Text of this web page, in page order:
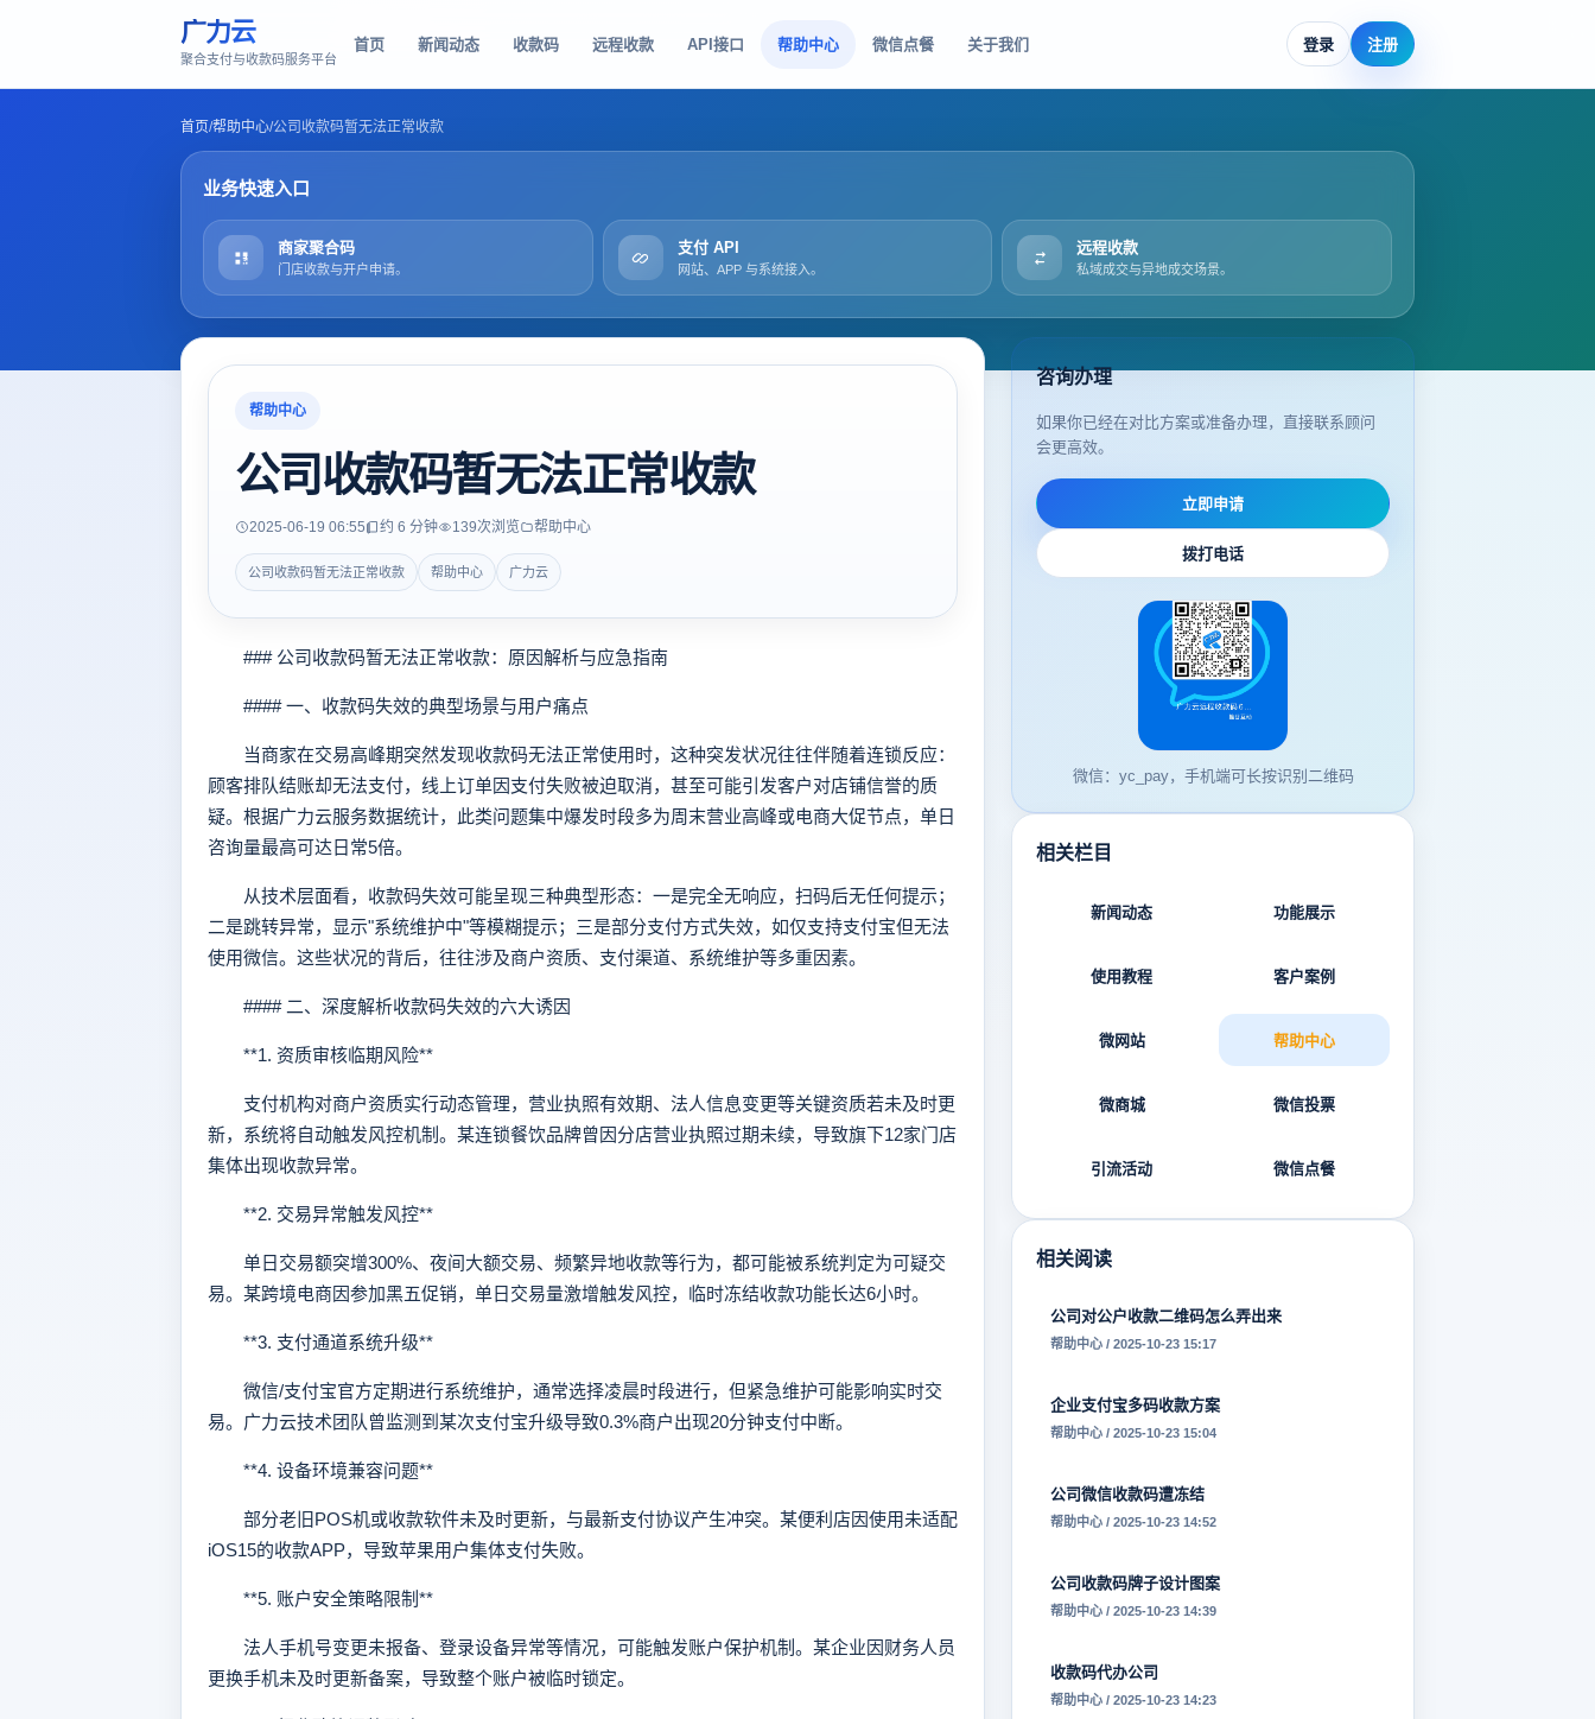
广力云
聚合支付与收款码服务平台
首页 新闻动态 收款码 远程收款 API接口 帮助中心 微信点餐 关于我们 登录 注册
首页/帮助中心/公司收款码暂无法正常收款
业务快速入口
商家聚合码
门店收款与开户申请。
支付 API
网站、APP 与系统接入。
远程收款
私域成交与异地成交场景。
帮助中心
公司收款码暂无法正常收款
2025-06-19 06:55 约 6 分钟 139次浏览 帮助中心
公司收款码暂无法正常收款 帮助中心 广力云
### 公司收款码暂无法正常收款：原因解析与应急指南
#### 一、收款码失效的典型场景与用户痛点
当商家在交易高峰期突然发现收款码无法正常使用时，这种突发状况往往伴随着连锁反应：
顾客排队结账却无法支付，线上订单因支付失败被迫取消，甚至可能引发客户对店铺信誉的质
疑。根据广力云服务数据统计，此类问题集中爆发时段多为周末营业高峰或电商大促节点，单日
咨询量最高可达日常5倍。
从技术层面看，收款码失效可能呈现三种典型形态：一是完全无响应，扫码后无任何提示；
二是跳转异常，显示"系统维护中"等模糊提示；三是部分支付方式失效，如仅支持支付宝但无法
使用微信。这些状况的背后，往往涉及商户资质、支付渠道、系统维护等多重因素。
#### 二、深度解析收款码失效的六大诱因
**1. 资质审核临期风险**
支付机构对商户资质实行动态管理，营业执照有效期、法人信息变更等关键资质若未及时更
新，系统将自动触发风控机制。某连锁餐饮品牌曾因分店营业执照过期未续，导致旗下12家门店
集体出现收款异常。
**2. 交易异常触发风控**
单日交易额突增300%、夜间大额交易、频繁异地收款等行为，都可能被系统判定为可疑交
易。某跨境电商因参加黑五促销，单日交易量激增触发风控，临时冻结收款功能长达6小时。
**3. 支付通道系统升级**
微信/支付宝官方定期进行系统维护，通常选择凌晨时段进行，但紧急维护可能影响实时交
易。广力云技术团队曾监测到某次支付宝升级导致0.3%商户出现20分钟支付中断。
**4. 设备环境兼容问题**
部分老旧POS机或收款软件未及时更新，与最新支付协议产生冲突。某便利店因使用未适配
iOS15的收款APP，导致苹果用户集体支付失败。
**5. 账户安全策略限制**
法人手机号变更未报备、登录设备异常等情况，可能触发账户保护机制。某企业因财务人员
更换手机未及时更新备案，导致整个账户被临时锁定。
咨询办理
如果你已经在对比方案或准备办理，直接联系顾问
会更高效。
立即申请
拨打电话
微信：yc_pay，手机端可长按识别二维码
相关栏目
新闻动态 功能展示
使用教程 客户案例
微网站 帮助中心
微商城 微信投票
引流活动 微信点餐
相关阅读
公司对公户收款二维码怎么弄出来
帮助中心 / 2025-10-23 15:17
企业支付宝多码收款方案
帮助中心 / 2025-10-23 15:04
公司微信收款码遭冻结
帮助中心 / 2025-10-23 14:52
公司收款码牌子设计图案
帮助中心 / 2025-10-23 14:39
收款码代办公司
帮助中心 / 2025-10-23 14:23